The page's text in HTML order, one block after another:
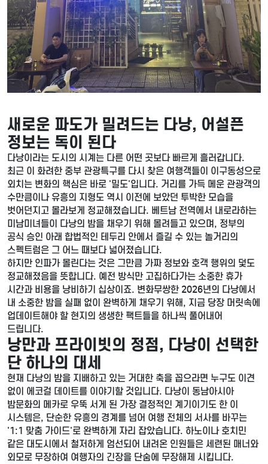
새로운 파도가 밀려드는 다낭, 어설픈
정보는 독이 된다
다낭이라는 도시의 시계는 다른 어떤 곳보다 빠르게 흘러갑니다.
최근 이 화려한 중부 관광특구를 다시 찾은 여행객들이 이구동성으로
외치는 변화의 핵심은 바로 '밀도'입니다. 거리를 가득 메운 관광객의
수만큼이나 유흥의 지형도 역시 이전에 보았던 투박한 모습을
벗어던지고 몰라보게 정교해졌습니다. 베트남 전역에서 내로라하는
미남미녀들이 다낭의 밤을 채우기 위해 몰려들고 있으며, 정부의
공식 승인 아래 합법적인 테두리 안에서 즐길 수 있는 놀거리의
스펙트럼은 그 어느 때보다 넓어졌습니다.
하지만 인파가 몰린다는 것은 그만큼 가짜 정보와 호객 행위의 덫도
정교해졌음을 뜻합니다. 예전 방식만 고집하다가는 소중한 휴가
시간과 비용을 낭비하기 십상이죠. 변화무쌍한 2026년의 다낭에서
내 소중한 밤을 실패 없이 완벽하게 채우기 위해, 지금 당장 머릿속에
업데이트해야 할 현지의 생생한 팩트들을 하나씩 풀어내어
드립니다.
낭만과 프라이빗의 정점, 다낭이 선택한
단 하나의 대세
현재 다낭의 밤을 지배하고 있는 거대한 축을 꼽으라면 누구도 이견
없이 에코걸 데이트를 이야기할 것입니다. 다낭이 동남아시아
밤문화의 메카로 우뚝 서게 된 가장 결정적인 계기이기도 한 이
시스템은, 단순한 유흥의 경계를 넘어 여행 전체의 서사를 바꾸는
'1:1 맞춤 가이드'로 완벽하게 자리 잡았습니다. 하노이나 호치민
같은 대도시에서 철저하게 엄선되어 내려온 인원들은 세련된 매너와
외모로 무장하여 여행자의 긴장을 단숨에 무장해제 시킵니다.